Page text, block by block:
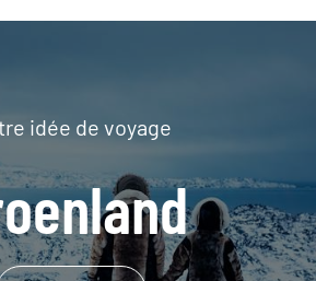
idée de voyage